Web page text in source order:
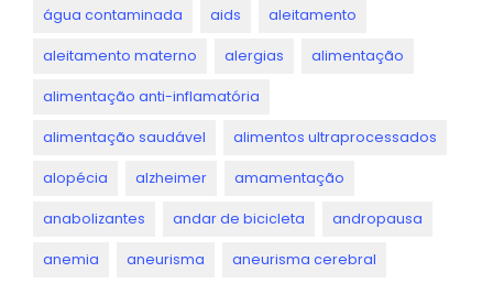
água contaminada aids aleitamento
aleitamento materno alergias alimentação
alimentação anti-inflamatória
alimentação saudável alimentos ultraprocessados
alopécia alzheimer amamentação
anabolizantes andar de bicicleta andropausa
anemia aneurisma aneurisma cerebral